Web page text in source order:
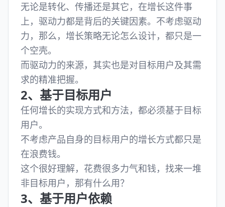
无论是转化、传播还是其它，在增长这件事
上，驱动力都是背后的关键因素。不考虑驱动
力，那么，增长策略无论怎么设计，都只是一
个空壳。
而驱动力的来源，其实也是对目标用户及其需
求的精准把握。
2、基于目标用户
任何增长的实现方式和方法，都必须基于目标
用户。
不考虑产品自身的目标用户的增长方式都只是
在浪费钱。
这个很好理解，花费很多力气和钱，找来一堆
非目标用户，那有什么用？
3、基于用户依赖